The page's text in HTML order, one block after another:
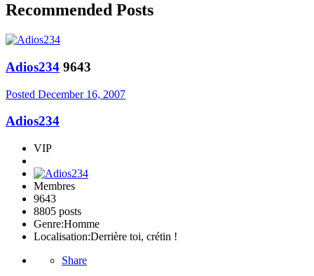
Recommended Posts
Adios234 9643
Posted December 16, 2007
Adios234
VIP
Membres
9643
8805 posts
Genre:Homme
Localisation:Derrière toi, crétin !
Share